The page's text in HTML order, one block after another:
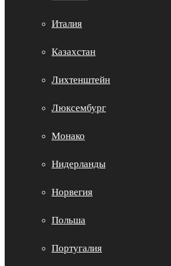
Италия
Казахстан
Лихтенштейн
Люксембург
Монако
Нидерланды
Норвегия
Польша
Португалия